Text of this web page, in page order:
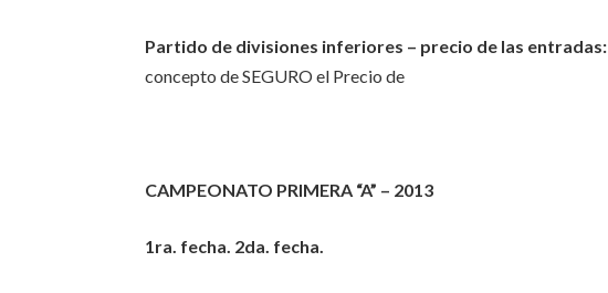
Partido de divisiones inferiores – precio de las entradas:
concepto de SEGURO el Precio de
CAMPEONATO PRIMERA “A” – 2013
1ra. fecha. 2da. fecha.